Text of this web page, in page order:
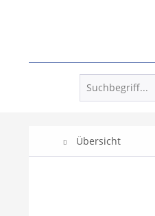
Übersicht